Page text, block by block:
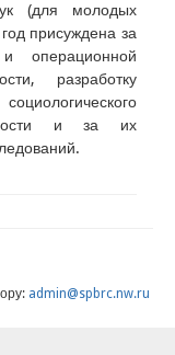
(для молодых
присуждена за
операционной
разработку
и за их
admin@spbrc.nw.ru